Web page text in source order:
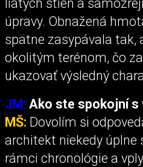
liatych stien a
úpravy. Obnažená
spätne zasypávala tak,
okolitým terénom, čo
ukazovať výsledný
JM: Ako ste spokojní s
MŠ: Dovolím si
architekt niekedy úplne
rámci chronológie a